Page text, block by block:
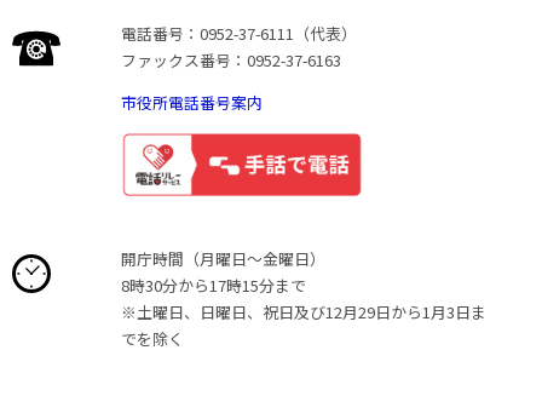
電話番号：0952-37-6111（代表）
ファックス番号：0952-37-6163
市役所電話番号案内
開庁時間（月曜日〜金曜日）
8時30分から17時15分まで
※土曜日、日曜日、祝日及び12月29日から1月3日ま
でを除く